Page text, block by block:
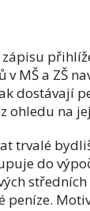
MŠ a ZŠ
dostávají
ohledu na
trvalé
do